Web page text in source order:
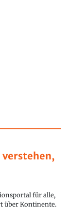
verstehen,
für alle,
über Kontinente.